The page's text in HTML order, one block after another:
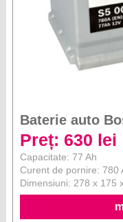
Baterie auto
Preț: 630 lei
Capacitate: 77 Ah
Curent de pornire: 780
Dimensiuni: 278 x 175